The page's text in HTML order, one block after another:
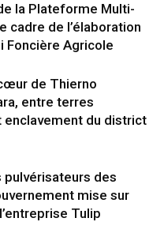
la Plateforme Multi-
cadre de l’élaboration
Foncière Agricole
de Thierno
entre terres
enclavement du district
pulvérisateurs des
mise sur
Tulip